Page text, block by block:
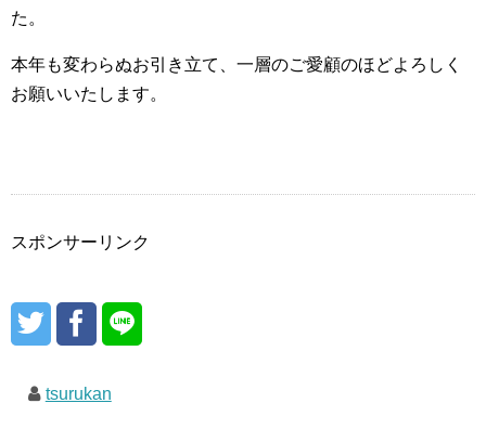
た。
本年も変わらぬお引き立て、一層のご愛顧のほどよろしく
お願いいたします。
スポンサーリンク
tsurukan